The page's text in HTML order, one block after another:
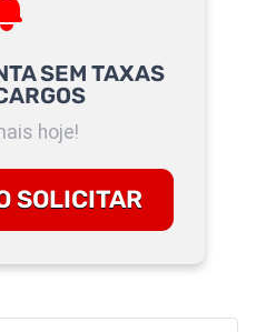
SEM TAXAS
hoje!
SOLICITAR